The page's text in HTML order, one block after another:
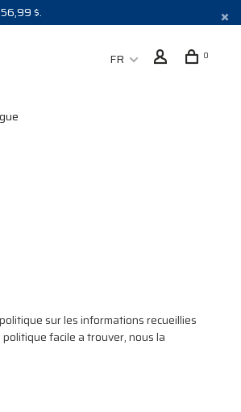
$.
FR 0
sur les informations recueillies
facile a trouver, nous la